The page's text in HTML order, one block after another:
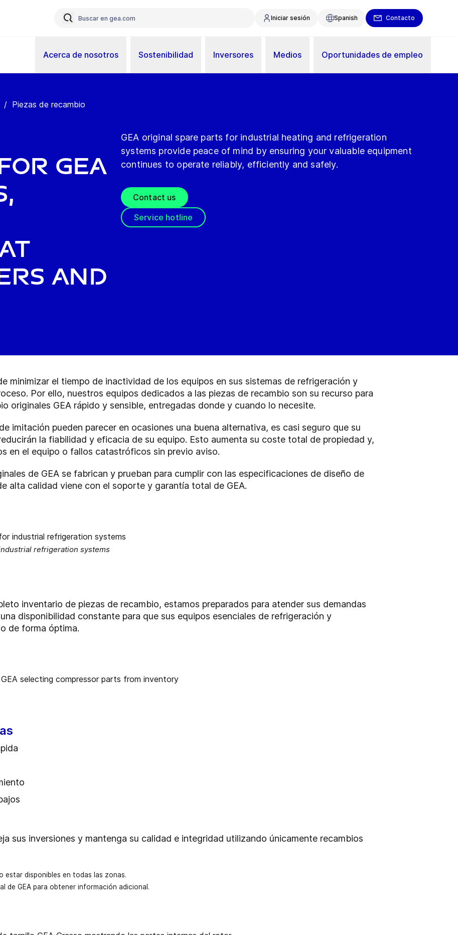
Iniciar sesión Spanish Contacto
Acerca de nosotros Sostenibilidad Inversores Medios Oportunidades de empleo
/ Piezas de recambio
GEA
and
GEA original spare parts for industrial heating and refrigeration
systems provide peace of mind by ensuring your valuable equipment
continues to operate reliably, efficiently and safely.
Contact us
Service hotline
minimizar el tiempo de inactividad de los equipos en sus sistemas de refrigeración y
Por ello, nuestros equipos dedicados a las piezas de recambio son su recurso para
originales GEA rápido y sensible, entregadas donde y cuando lo necesite.
imitación pueden parecer en ocasiones una buena alternativa, es casi seguro que su
la fiabilidad y eficacia de su equipo. Esto aumenta su coste total de propiedad y,
en el equipo o fallos catastróficos sin previo aviso.
de GEA se fabrican y prueban para cumplir con las especificaciones de diseño de
alta calidad viene con el soporte y garantía total de GEA.
refrigeration systems
inventario de piezas de recambio, estamos preparados para atender sus demandas
disponibilidad constante para que sus equipos esenciales de refrigeración y
de forma óptima.
sus inversiones y mantenga su calidad e integridad utilizando únicamente recambios
estar disponibles en todas las zonas.
de GEA para obtener información adicional.